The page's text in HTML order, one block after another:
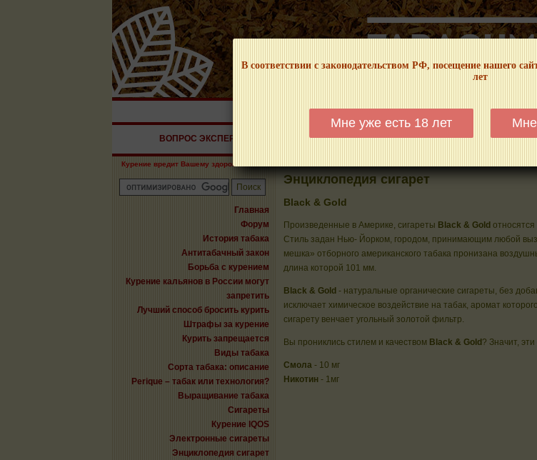
В соответствии с законодательством РФ, посещение нашего
лет
Мне уже есть 18 лет
НАШ ПОРТАЛ – ИНФОРМАЦИОННЫЙ! МЫ НЕ ЗАНИМАЕМСЯ
ВОПРОС ЭКСПЕРТУ КАЛЬЯНЫ ТРУБКИ ГДЕ КУПИТЬ ГДЕ
Курение вредит Вашему здоровью!
Главная
Форум
История табака
Антитабачный закон
Борьба с курением
Курение кальянов в России могут
запретить
Лучший способ бросить курить
Штрафы за курение
Курить запрещается
Виды табака
Сорта табака: описание
Perique – табак или технология?
Выращивание табака
Сигареты
Курение IQOS
Электронные сигареты
Энциклопедия сигарет
Энциклопедия сигарет
Black & Gold
Произведенные в Америке, сигареты Black & Gold
Стиль задан Нью- Йорком, городом, принимающим любой
мешка» отборного американского табака пронизана
длина которой 101 мм.
Black & Gold - натуральные органические сигареты, без
исключает химическое воздействие на табак, аромат
сигарету венчает угольный золотой фильтр.
Вы прониклись стилем и качеством Black & Gold ? Значит,
Смола - 10 мг
Никотин - 1мг